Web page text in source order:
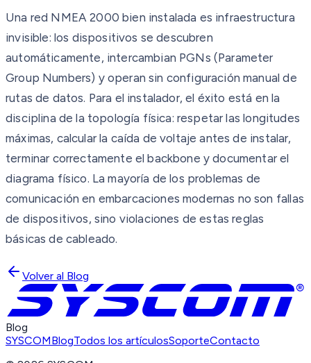
Una red NMEA 2000 bien instalada es infraestructura
invisible: los dispositivos se descubren
automáticamente, intercambian PGNs (Parameter
Group Numbers) y operan sin configuración manual de
rutas de datos. Para el instalador, el éxito está en la
disciplina de la topología física: respetar las longitudes
máximas, calcular la caída de voltaje antes de instalar,
terminar correctamente el backbone y documentar el
diagrama físico. La mayoría de los problemas de
comunicación en embarcaciones modernas no son fallas
de dispositivos, sino violaciones de estas reglas
básicas de cableado.
Volver al Blog
Blog
SYSCOMBlogTodos los artículosSoporteContacto